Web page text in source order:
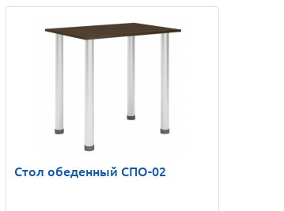
Стол обеденный СПО-02